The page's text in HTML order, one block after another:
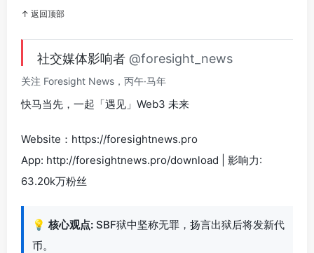
↑ 返回顶部
社交媒体影响者 @foresight_news
关注 Foresight News，丙午·马年
快马当先，一起「遇见」Web3 未来
Website：https://foresightnews.pro
App: http://foresightnews.pro/download | 影响力:
63.20k万粉丝
💡 核心观点: SBF狱中坚称无罪，扬言出狱后将发新代
币。